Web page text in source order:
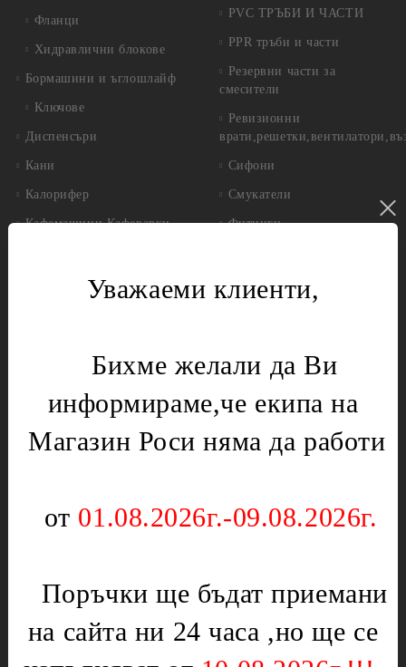
Фланци
Хидравлични блокове
Бормашини и ъглошлайф
Ключове
Диспенсъри
Кани
Калорифер
Кафемашини,Кафеварки
Диоди и предпазители
Моторчета
Ключове
PVC ТРЪБИ И ЧАСТИ
PPR тръби и части
Резервни части за
смесители
Ревизионни
Сифони
Смукатели
Фитинги
Газови уреди
Оргаз
Котлони
Скари
Партигрил
Уреди за дома
Чушкопеци
Уважаеми клиенти,
Бихме желали да Ви
информираме,че екипа на
Магазин Роси няма да работи
от 01.08.2026г.-09.08.2026г.
Поръчки ще бъдат приемани
на сайта ни 24 часа ,но ще се